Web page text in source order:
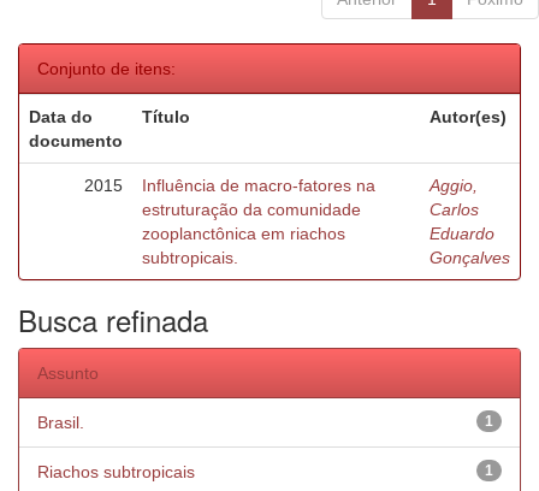
Conjunto de itens:
Data do
documento
Título Autor(es)
2015
Influência de macro-fatores na
estruturação da comunidade
zooplanctônica em riachos
subtropicais.
Aggio,
Carlos
Eduardo
Gonçalves
Busca refinada
Assunto
1
Brasil.
1
Riachos subtropicais